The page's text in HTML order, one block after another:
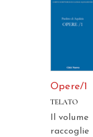
Opere/1
TELATO
Il volume
raccoglie